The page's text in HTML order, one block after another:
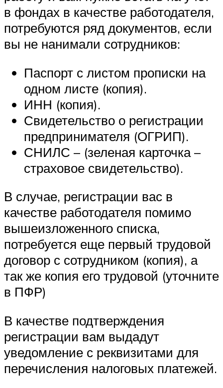
в фондах в качестве работодателя,
потребуются ряд документов, если
вы не нанимали сотрудников:
Паспорт с листом прописки на
одном листе (копия).
ИНН (копия).
Свидетельство о регистрации
предпринимателя (ОГРИП).
СНИЛС – (зеленая карточка –
страховое свидетельство).
В случае, регистрации вас в
качестве работодателя помимо
вышеизложенного списка,
потребуется еще первый трудовой
договор с сотрудником (копия), а
так же копия его трудовой (уточните
в ПФР)
В качестве подтверждения
регистрации вам выдадут
уведомление с реквизитами для
перечисления налоговых платежей.